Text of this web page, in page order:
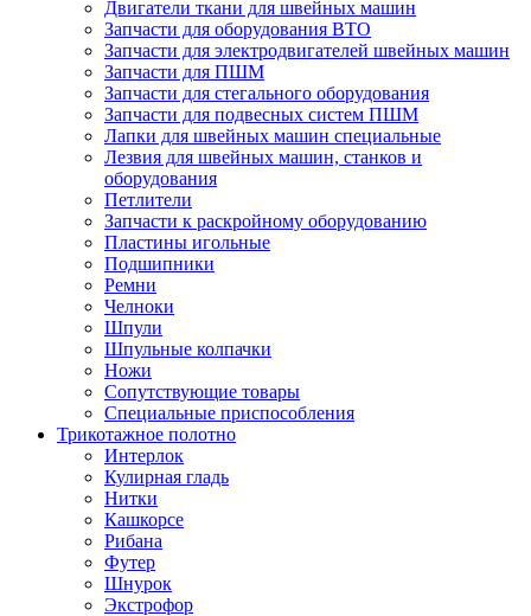
Двигатели ткани для швейных машин
Запчасти для оборудования ВТО
Запчасти для электродвигателей швейных машин
Запчасти для ПШМ
Запчасти для стегального оборудования
Запчасти для подвесных систем ПШМ
Лапки для швейных машин специальные
Лезвия для швейных машин, станков и
оборудования
Петлители
Запчасти к раскройному оборудованию
Пластины игольные
Подшипники
Ремни
Челноки
Шпули
Шпульные колпачки
Ножи
Сопутствующие товары
Специальные приспособления
Трикотажное полотно
Интерлок
Кулирная гладь
Нитки
Кашкорсе
Рибана
Футер
Шнурок
Экстрофор